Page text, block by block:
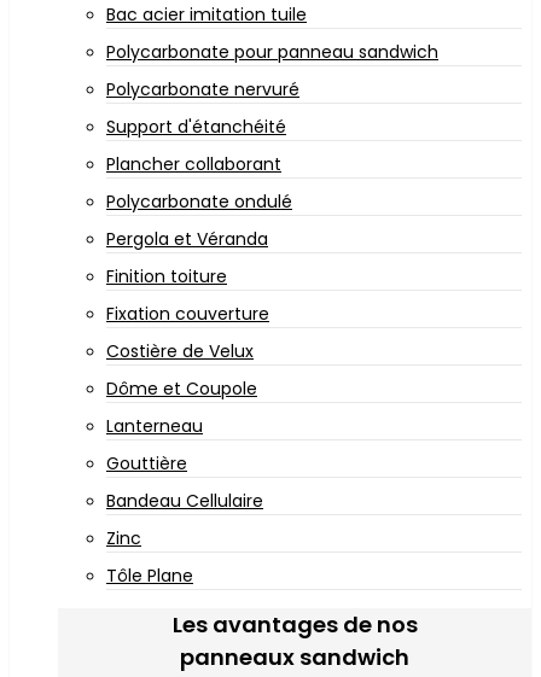
Bac acier imitation tuile
Polycarbonate pour panneau sandwich
Polycarbonate nervuré
Support d'étanchéité
Plancher collaborant
Polycarbonate ondulé
Pergola et Véranda
Finition toiture
Fixation couverture
Costière de Velux
Dôme et Coupole
Lanterneau
Gouttière
Bandeau Cellulaire
Zinc
Tôle Plane
Les avantages de nos
panneaux sandwich